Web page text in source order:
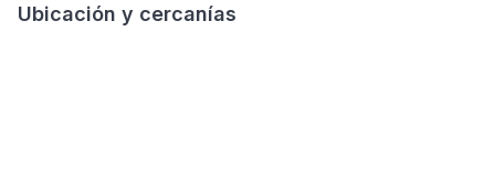
Ubicación y cercanías